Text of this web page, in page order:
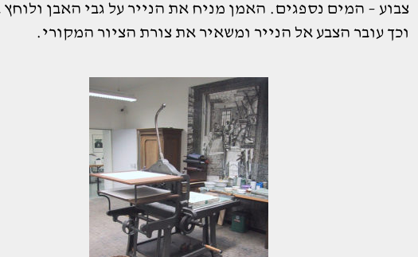
צבוע – המים נספגים. האמן מניח את הנייר על גבי האבן
וכך עובר הצבע אל הנייר ומשאיר את צורת הציור המקורי.